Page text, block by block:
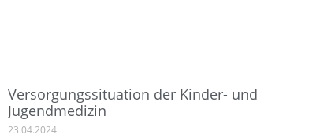
Versorgungssituation der Kinder- und
Jugendmedizin
23.04.2024